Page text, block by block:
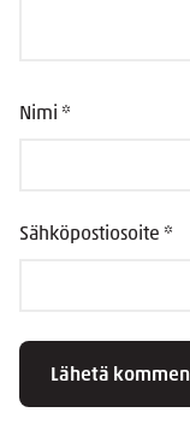
Nimi *
Sähköpostiosoite *